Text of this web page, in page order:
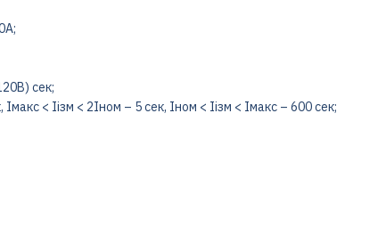
сек;
< Iізм < 2Iном – 5 сек, Iном < Iізм < Iмакс – 600 сек;